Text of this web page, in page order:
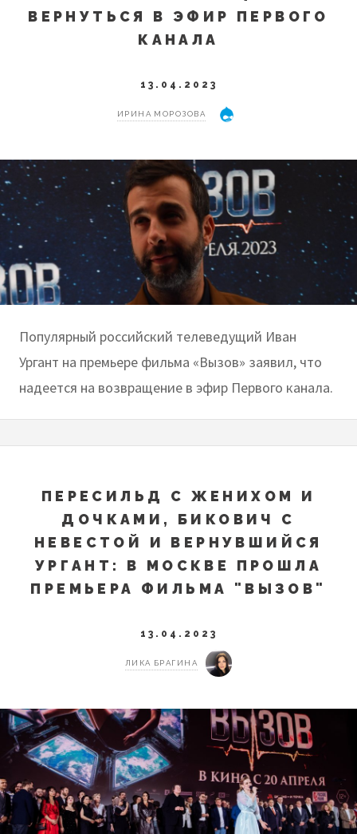
ВЕРНУТЬСЯ В ЭФИР ПЕРВОГО
КАНАЛА
13.04.2023
ИРИНА МОРОЗОВА
Популярный российский телеведущий Иван
Ургант на премьере фильма «Вызов» заявил, что
надеется на возвращение в эфир Первого канала.
ПЕРЕСИЛЬД С ЖЕНИХОМ И
ДОЧКАМИ, БИКОВИЧ С
НЕВЕСТОЙ И ВЕРНУВШИЙСЯ
УРГАНТ: В МОСКВЕ ПРОШЛА
ПРЕМЬЕРА ФИЛЬМА "ВЫЗОВ"
13.04.2023
ЛИКА БРАГИНА